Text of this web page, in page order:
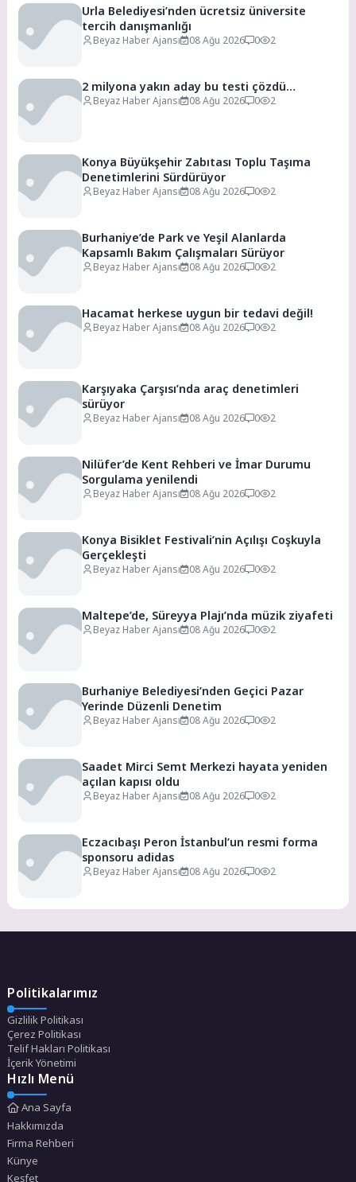
Urla Belediyesi’nden ücretsiz üniversite
tercih danışmanlığı
Beyaz Haber Ajansı 08 Ağu 2026 0 2
2 milyona yakın aday bu testi çözdü…
Beyaz Haber Ajansı 08 Ağu 2026 0 2
Konya Büyükşehir Zabıtası Toplu Taşıma
Denetimlerini Sürdürüyor
Beyaz Haber Ajansı 08 Ağu 2026 0 2
Burhaniye’de Park ve Yeşil Alanlarda
Kapsamlı Bakım Çalışmaları Sürüyor
Beyaz Haber Ajansı 08 Ağu 2026 0 2
Hacamat herkese uygun bir tedavi değil!
Beyaz Haber Ajansı 08 Ağu 2026 0 2
Karşıyaka Çarşısı’nda araç denetimleri
sürüyor
Beyaz Haber Ajansı 08 Ağu 2026 0 2
Nilüfer’de Kent Rehberi ve İmar Durumu
Sorgulama yenilendi
Beyaz Haber Ajansı 08 Ağu 2026 0 2
Konya Bisiklet Festivali’nin Açılışı Coşkuyla
Gerçekleşti
Beyaz Haber Ajansı 08 Ağu 2026 0 2
Maltepe’de, Süreyya Plajı’nda müzik ziyafeti
Beyaz Haber Ajansı 08 Ağu 2026 0 2
Burhaniye Belediyesi’nden Geçici Pazar
Yerinde Düzenli Denetim
Beyaz Haber Ajansı 08 Ağu 2026 0 2
Saadet Mirci Semt Merkezi hayata yeniden
açılan kapısı oldu
Beyaz Haber Ajansı 08 Ağu 2026 0 2
Eczacıbaşı Peron İstanbul’un resmi forma
sponsoru adidas
Beyaz Haber Ajansı 08 Ağu 2026 0 2
Politikalarımız
Gizlilik Politikası
Çerez Politikası
Telif Hakları Politikası
İçerik Yönetimi
Hızlı Menü
Ana Sayfa
Hakkımızda
Firma Rehberi
Künye
Keşfet